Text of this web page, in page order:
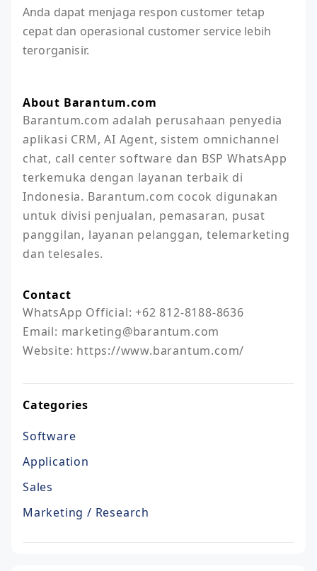
Anda dapat menjaga respon customer tetap
cepat dan operasional customer service lebih
terorganisir.
About Barantum.com
Barantum.com adalah perusahaan penyedia
aplikasi CRM, AI Agent, sistem omnichannel
chat, call center software dan BSP WhatsApp
terkemuka dengan layanan terbaik di
Indonesia. Barantum.com cocok digunakan
untuk divisi penjualan, pemasaran, pusat
panggilan, layanan pelanggan, telemarketing
dan telesales.
Contact
WhatsApp Official: +62 812-8188-8636
Email: marketing@barantum.com
Website: https://www.barantum.com/
Categories
Software
Application
Sales
Marketing / Research